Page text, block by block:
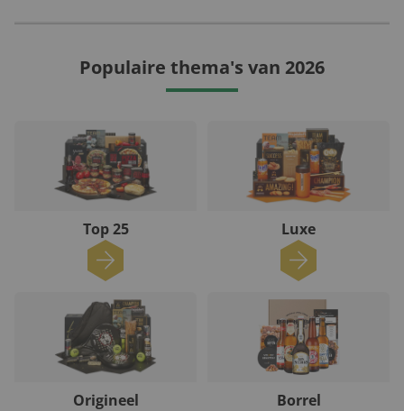
Populaire thema's van 2026
Top 25 Luxe
Origineel Borrel